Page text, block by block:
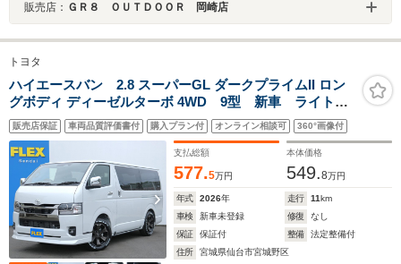
販売店： ＧＲ８ ＯＵＴＤＯＯＲ 岡崎店
トヨタ
ハイエースバン 2.8 スーパーGL ダークプライムII ロン
グボディ ディーゼルターボ 4WD 9型 新車 ライトカ
スタム済み 1インチローダウン ベットキット アーバ
ングランデアルミホイル ナスカータイヤ アルティメ
ットライプ2LEDテール 両側パワスラ バイビームヘッ
トライト 寒冷地仕様
販売店保証 車両品質評価書付 購入プラン付 オンライン相談可 360°画像付
支払総額
577.5万円
本体価格
549.8万円
年式 2026年 走行 11km
車検
新車未登録 修復
なし
保証
保証付 整備
法定整備付
住所
宮城県仙台市宮城野区